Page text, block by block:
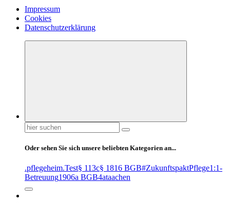
Impressum
Cookies
Datenschutzerklärung
Suchen
nach:
Oder sehen Sie sich unsere beliebten Kategorien an...
.pflegeheim.Test§ 113c§ 1816 BGB#ZukunftspaktPflege1:1-
Betreuung1906a BGB4ataachen